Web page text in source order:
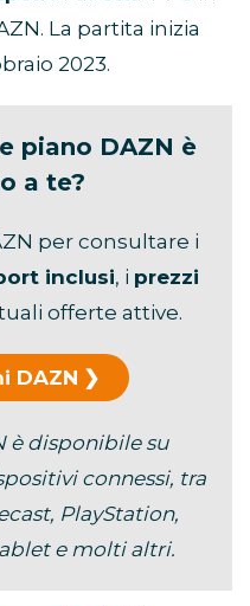
La partita inizia
2023.
piano DAZN è
a te?
per consultare i
inclusi, i prezzi
offerte attive.
DAZN
è disponibile su
connessi, tra
PlayStation,
e molti altri.